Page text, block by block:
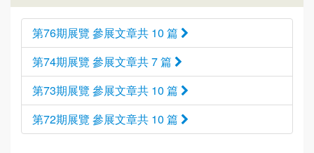
第76期展覽 參展文章共 10 篇
第74期展覽 參展文章共 7 篇
第73期展覽 參展文章共 10 篇
第72期展覽 參展文章共 10 篇